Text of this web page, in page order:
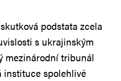
podstata zcela
s ukrajinským
mezinárodní tribunál
instituce spolehlivě